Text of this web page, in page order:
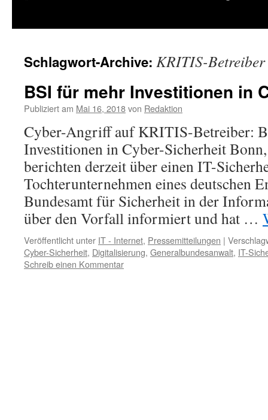
Schlagwort-Archive: KRITIS-Betreiber
BSI für mehr Investitionen in
Publiziert am Mai 16, 2018von Redaktion
Cyber-Angriff auf KRITIS-Betreiber:
Investitionen in Cyber-Sicherheit
berichten derzeit über einen IT-
Tochterunternehmen eines deutschen
Bundesamt für Sicherheit in der
über den Vorfall informiert und hat …
Veröffentlicht unter IT - Internet, Pressemitteilungen |
Cyber-Sicherheit, Digitalisierung, Generalbundesanwalt, IT-
Schreib einen Kommentar